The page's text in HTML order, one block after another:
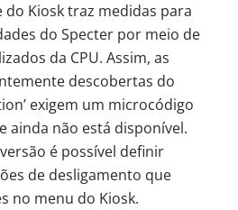
do Kiosk traz medidas para
do Specter por meio de
da CPU. Assim, as
descobertas do
exigem um microcódigo
ainda não está disponível.
é possível definir
de desligamento que
no menu do Kiosk.